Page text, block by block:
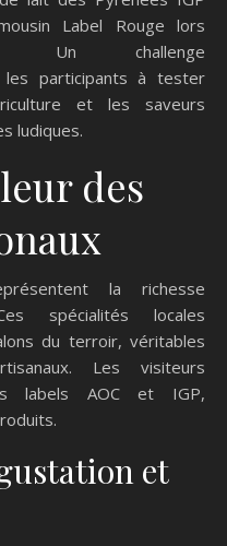
Label Rouge lors
Un challenge
les participants à tester
et les saveurs
ludiques.
des
la richesse
spécialités locales
du terroir, véritables
Les visiteurs
labels AOC et IGP,
et